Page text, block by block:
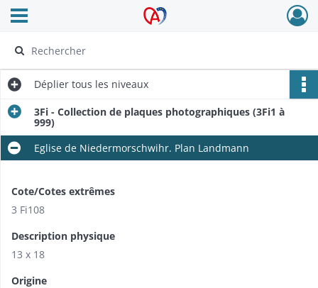
Archives Alsace - Colmar
Ouvrir le menu déroulant
Déplier tous les niveaux
3Fi - Collection de plaques photographiques (3Fi1 à
999)
Eglise de Niedermorschwihr. Plan Landmann
Cote/Cotes extrêmes
3 Fi108
Description physique
13 x 18
Origine